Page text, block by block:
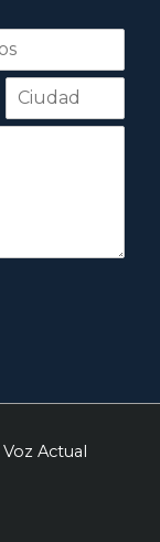
Voz Actual